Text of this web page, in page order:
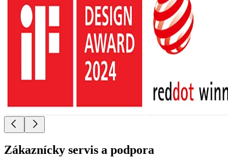
Zákaznícky servis a podpora